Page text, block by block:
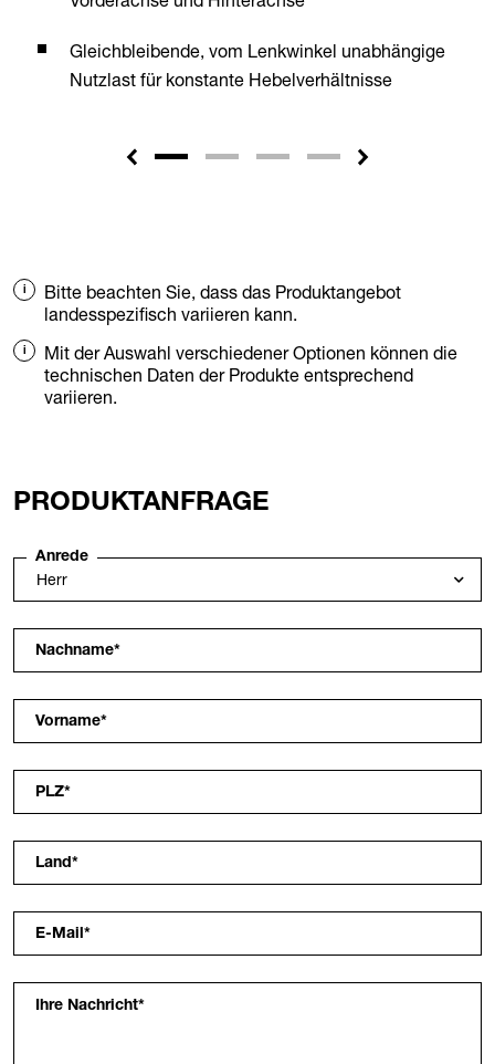
Gleichbleibende, vom Lenkwinkel unabhängige
Nutzlast für konstante Hebelverhältnisse
Bitte beachten Sie, dass das Produktangebot
landesspezifisch variieren kann.
Mit der Auswahl verschiedener Optionen können die
technischen Daten der Produkte entsprechend
variieren.
PRODUKTANFRAGE
Anrede
Nachname*
Vorname*
PLZ*
Land *
E-Mail *
Ihre Nachricht*